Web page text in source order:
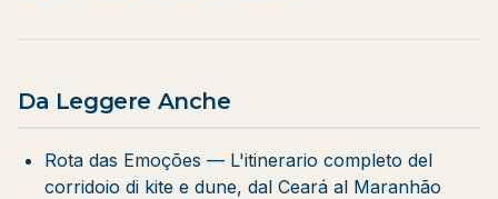
Da Leggere Anche
Rota das Emoções — L'itinerario completo del
corridoio di kite e dune, dal Ceará al Maranhão